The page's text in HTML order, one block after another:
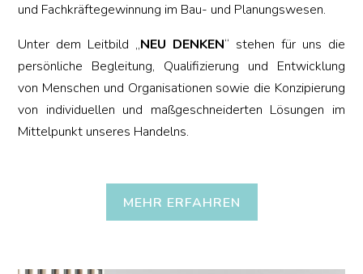
und Fachkräftegewinnung im Bau- und Planungswesen.
Unter dem Leitbild „NEU DENKEN“ stehen für uns die
persönliche Begleitung, Qualifizierung und Entwicklung
von Menschen und Organisationen sowie die Konzipierung
von individuellen und maßgeschneiderten Lösungen im
Mittelpunkt unseres Handelns.
MEHR ERFAHREN